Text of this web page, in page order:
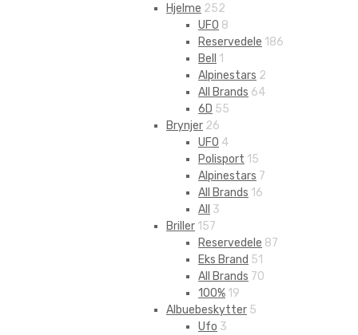
Hjelme 252
UFO 8
Reservedele 186
Bell
1
Alpinestars 2
All Brands 64
6D 55
Brynjer 26
UFO 4
Polisport 15
Alpinestars 7
All Brands 16
All 3
Briller 157
Reservedele 87
Eks Brand 51
All Brands 70
100% 19
Albuebeskytter 5
Ufo 3